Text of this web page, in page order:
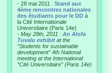
- 28 mai 2011 : Stand aux
4ème rencontres nationales
des étudiants pour le DD à
la Cité Internationale
Universitaire (Paris 14e)
- May 28th, 2011 : An Alofa
Tuvalu exhibit at the
“Students for sustainable
development” 4th National
meeting at the International
“Cité Universitaire” (Paris 14e)